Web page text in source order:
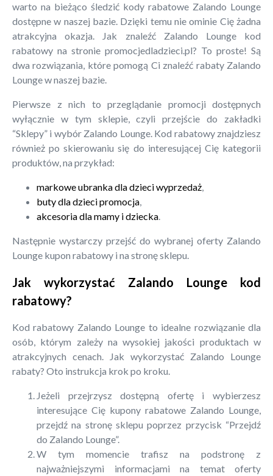
warto na bieżąco śledzić kody rabatowe Zalando Lounge
dostępne w naszej bazie. Dzięki temu nie ominie Cię żadna
atrakcyjna okazja. Jak znaleźć Zalando Lounge kod
rabatowy na stronie promocjedladzieci.pl? To proste! Są
dwa rozwiązania, które pomogą Ci znaleźć rabaty Zalando
Lounge w naszej bazie.
Pierwsze z nich to przeglądanie promocji dostępnych
wyłącznie w tym sklepie, czyli przejście do zakładki
“Sklepy” i wybór Zalando Lounge. Kod rabatowy znajdziesz
również po skierowaniu się do interesującej Cię kategorii
produktów, na przykład:
markowe ubranka dla dzieci wyprzedaż,
buty dla dzieci promocja,
akcesoria dla mamy i dziecka.
Następnie wystarczy przejść do wybranej oferty Zalando
Lounge kupon rabatowy i na stronę sklepu.
Jak wykorzystać Zalando Lounge kod
rabatowy?
Kod rabatowy Zalando Lounge to idealne rozwiązanie dla
osób, którym zależy na wysokiej jakości produktach w
atrakcyjnych cenach. Jak wykorzystać Zalando Lounge
rabaty? Oto instrukcja krok po kroku.
Jeżeli przejrzysz dostępną ofertę i wybierzesz
interesujące Cię kupony rabatowe Zalando Lounge,
przejdź na stronę sklepu poprzez przycisk “Przejdź
do Zalando Lounge”.
W tym momencie trafisz na podstronę z
najważniejszymi informacjami na temat oferty